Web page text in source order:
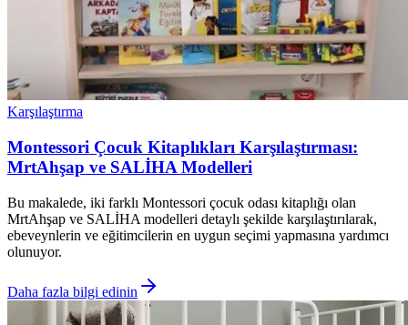
Karşılaştırma
Montessori Çocuk Kitaplıkları Karşılaştırması:
MrtAhşap ve SALİHA Modelleri
Bu makalede, iki farklı Montessori çocuk odası kitaplığı olan
MrtAhşap ve SALİHA modelleri detaylı şekilde karşılaştırılarak,
ebeveynlerin ve eğitimcilerin en uygun seçimi yapmasına yardımcı
olunuyor.
Daha fazla bilgi edinin